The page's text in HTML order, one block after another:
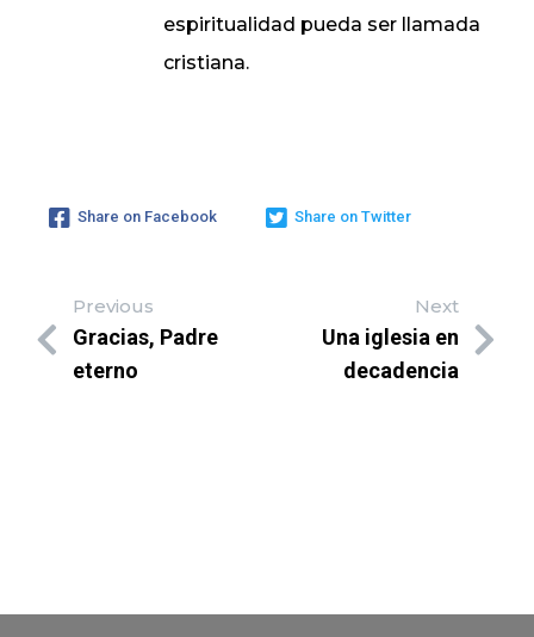
espiritualidad pueda ser llamada
cristiana.
Share on Facebook Share on Twitter
Previous
Gracias, Padre
eterno
Next
Una iglesia en
decadencia